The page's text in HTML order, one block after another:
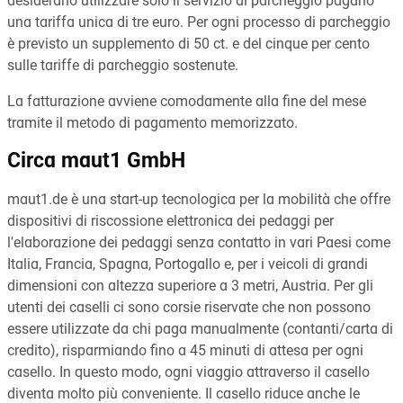
una tariffa unica di tre euro. Per ogni processo di parcheggio
è previsto un supplemento di 50 ct. e del cinque per cento
sulle tariffe di parcheggio sostenute.
La fatturazione avviene comodamente alla fine del mese
tramite il metodo di pagamento memorizzato.
Circa maut1 GmbH
maut1.de è una start-up tecnologica per la mobilità che offre
dispositivi di riscossione elettronica dei pedaggi per
l'elaborazione dei pedaggi senza contatto in vari Paesi come
Italia, Francia, Spagna, Portogallo e, per i veicoli di grandi
dimensioni con altezza superiore a 3 metri, Austria. Per gli
utenti dei caselli ci sono corsie riservate che non possono
essere utilizzate da chi paga manualmente (contanti/carta di
credito), risparmiando fino a 45 minuti di attesa per ogni
casello. In questo modo, ogni viaggio attraverso il casello
diventa molto più conveniente. Il casello riduce anche le